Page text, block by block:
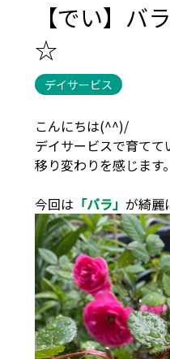
【でい】バ
☆
デイサービス
こんにちは(^^)/
デイサービスで育て
移り変わりを感じます。
今回は 「バラ」 が綺麗